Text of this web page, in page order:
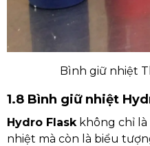
Bình giữ nhiệt
1.8 Bình giữ nhiệt
Hydro Flaskkhông chỉ
nhiệt mà còn là biểu